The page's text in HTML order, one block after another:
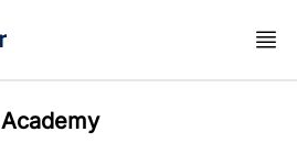
Academy